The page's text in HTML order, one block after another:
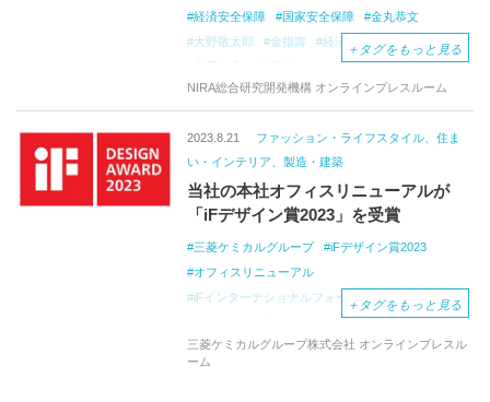
経済安全保障
国家安全保障
金丸恭文
大野敬太郎
金指壽 経済産業省
藤井公雄
太田泰彦
若林整
フレンド・ショアリング
戦略的自律性
戦略的不可欠性
有志国との連携
ラピダス（Rapidus）
半導体の設計・開発能力
安全保障と自由貿易
知的財産権（IP）
チップレット
＋ タグをもっと見る
NIRA総合研究開発機構 オンラインプレスルーム
2023.8.21
ファッション・ライフスタイル、住ま
い・インテリア、製造・建築
当社の本社オフィスリニューアルが
「iFデザイン賞2023」を受賞
三菱ケミカルグループ
iFデザイン賞2023
オフィスリニューアル
iFインターナショナルフォーラムデザイン
地球を取り巻く自然をテーマ
＋ タグをもっと見る
三菱ケミカルグループ株式会社 オンラインプレスル
ーム